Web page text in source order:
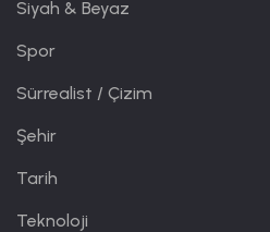
Siyah & Beyaz
Spor
Sürrealist / Çizim
Şehir
Tarih
Teknoloji